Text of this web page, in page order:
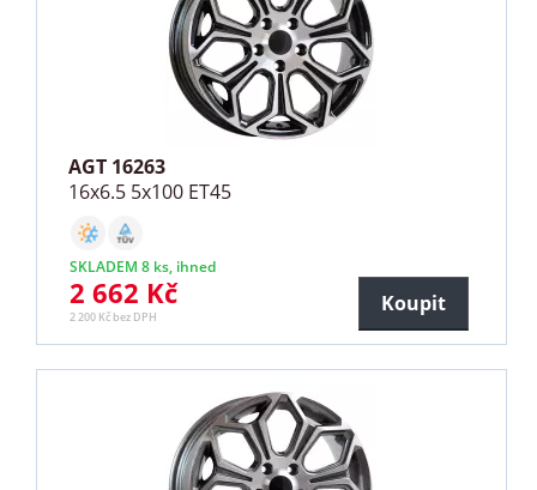
AGT 16263
16x6.5 5x100 ET45
SKLADEM 8 ks, ihned
2 662 Kč
2 200 Kč bez DPH
Koupit